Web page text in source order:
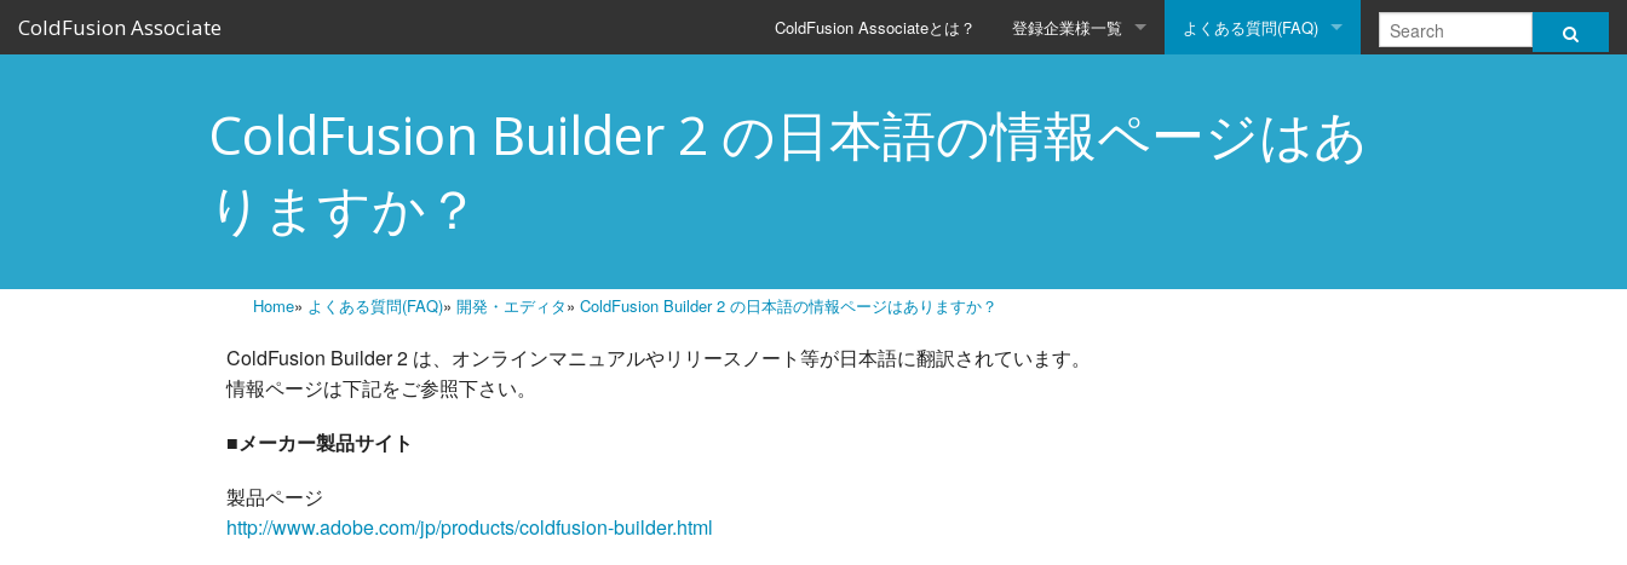
ColdFusion Associate ColdFusion Associateとは？ 登録企業様一覧 よくある質問(FAQ)
ColdFusion Builder 2 の日本語の情報ページはあ
りますか？
Home» よくある質問(FAQ)»開発・エディタ»ColdFusion Builder 2 の日本語の情報ページはありますか？
ColdFusion Builder 2 は、オンラインマニュアルやリリースノート等が日本語に翻訳されています。
情報ページは下記をご参照下さい。
■メーカー製品サイト
製品ページ
http://www.adobe.com/jp/products/coldfusion-builder.html